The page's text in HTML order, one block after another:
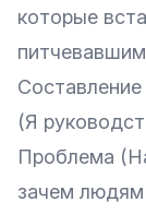
которые
(Я
Проблема
зачем